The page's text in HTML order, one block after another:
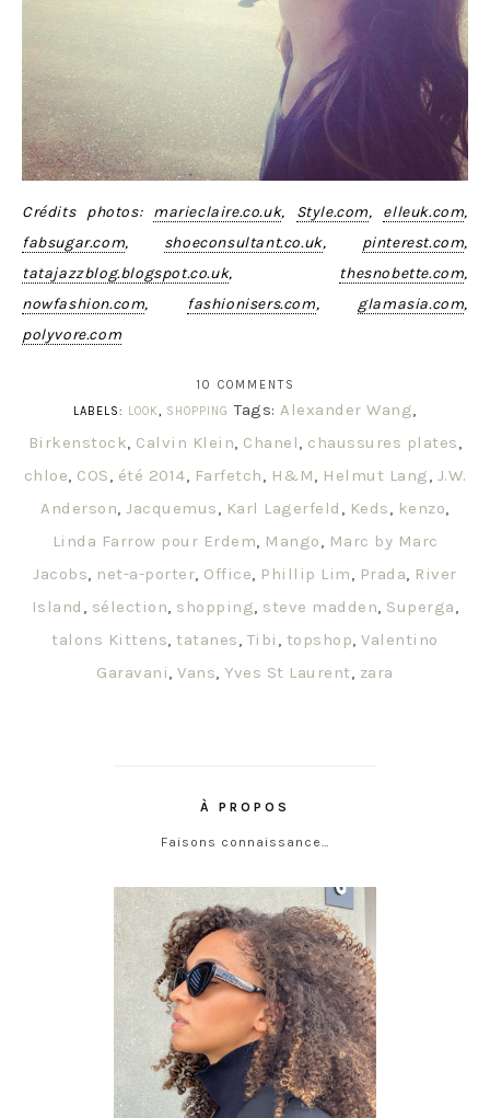
Crédits photos: marieclaire.co.uk, Style.com, elleuk.com,
fabsugar.com, shoeconsultant.co.uk, pinterest.com,
tatajazzblog.blogspot.co.uk, thesnobette.com,
nowfashion.com, fashionisers.com, glamasia.com,
polyvore.com
10 COMMENTS
LABELS:
LOOK, SHOPPING Tags:Alexander Wang,
Birkenstock, Calvin Klein, Chanel, chaussures plates,
chloe, COS, été 2014, Farfetch, H&M, Helmut Lang, J.W.
Anderson,Jacquemus, Karl Lagerfeld , Keds, kenzo,
Linda Farrow pour Erdem, Mango, Marc by Marc
Jacobs, net-a-porter, Office, Phillip Lim, Prada, River
Island , sélection, shopping, steve madden, Superga,
talons Kittens,tatanes, Tibi , topshop,Valentino
Garavani,Vans, Yves St Laurent, zara
À PROPOS
Faisons connaissance…